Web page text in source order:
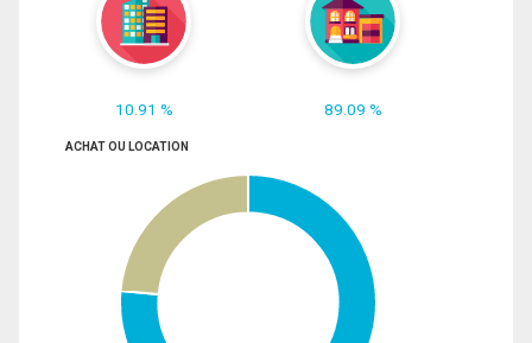
10.91 % 89.09 %
ACHAT OU LOCATION